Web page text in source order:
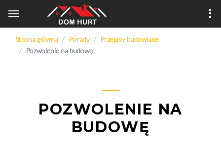
Strona główna Porady
Przepisy budowlane
Pozwolenie na budowę
POZWOLENIE NA
BUDOWĘ